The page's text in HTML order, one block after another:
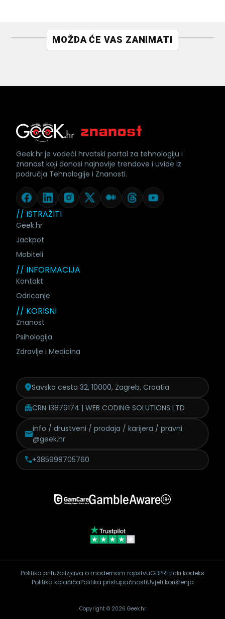
MOŽDA ĆE VAS ZANIMATI
// ISTRAŽITI
Geek.hr
Jackpot
Mobiteli
// INFORMACIJA
Kontakt
Odricanje
// KORISNI
Znanost
Psihologija
Zdravlje i Medicina
Geek.hr je vodeći hrvatski portal za tehnologiju i
znanost koji donosi najnovije trendove i uvide iz
područja Tehnologije i Znanosti.
Savska cesta 32, 10000, Zagreb, Croatia
CRN 13879174 | WEB CODING SOLUTIONS LTD
info / drustveni / prodaja / karijera / pravni
@geek.hr
+385998705760
Politika pritužbiIzjava o modernom ropstvuGDPREticki kodeks
Politika kolačićaPolitika pristupačnostiUvjeti korištenja
Copyright © 2026 Geek.hr